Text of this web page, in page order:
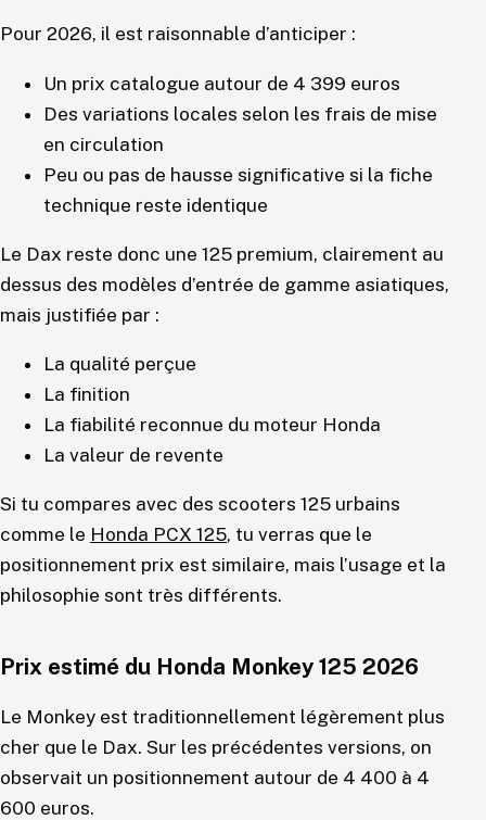
Pour 2026, il est raisonnable d’anticiper :
Un prix catalogue autour de 4 399 euros
Des variations locales selon les frais de mise
en circulation
Peu ou pas de hausse significative si la fiche
technique reste identique
Le Dax reste donc une 125 premium, clairement au
dessus des modèles d’entrée de gamme asiatiques,
mais justifiée par :
La qualité perçue
La finition
La fiabilité reconnue du moteur Honda
La valeur de revente
Si tu compares avec des scooters 125 urbains
comme le Honda PCX 125, tu verras que le
positionnement prix est similaire, mais l’usage et la
philosophie sont très différents.
Prix estimé du Honda Monkey 125 2026
Le Monkey est traditionnellement légèrement plus
cher que le Dax. Sur les précédentes versions, on
observait un positionnement autour de 4 400 à 4
600 euros.